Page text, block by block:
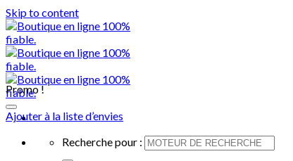
Skip to content
Recherche pour :
Promo !
Ajouter à la liste d’envies